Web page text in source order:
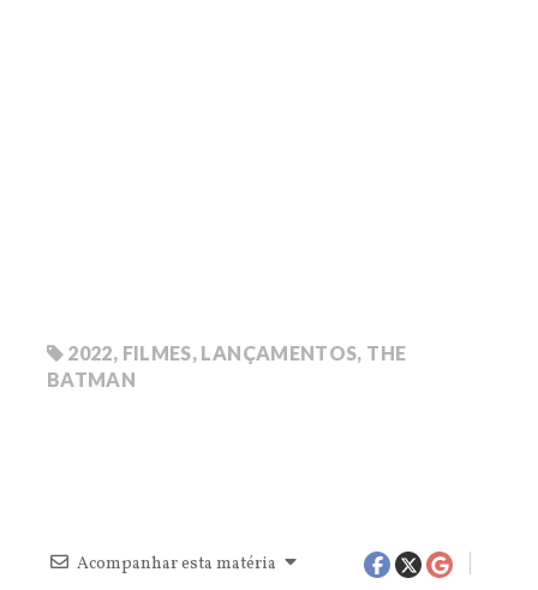
2022, FILMES, LANÇAMENTOS, THE
BATMAN
Acompanhar esta matéria